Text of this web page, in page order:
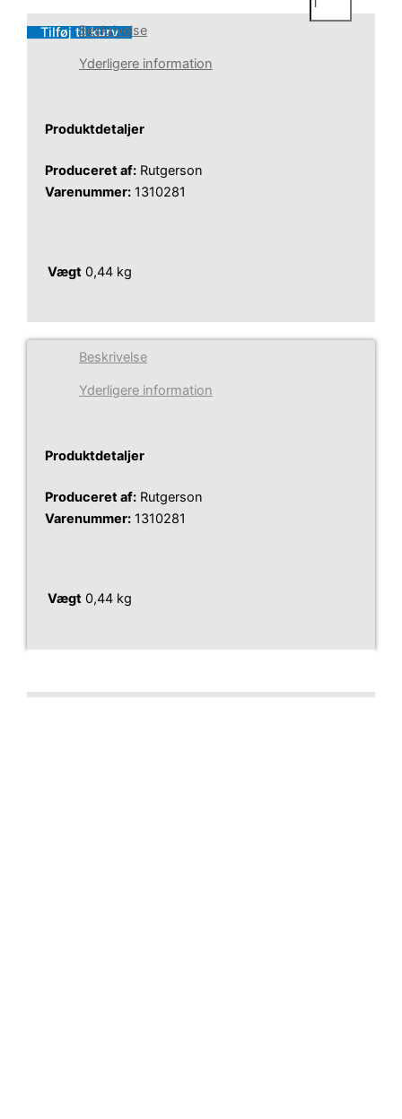
Tilføj til kurv
Beskrivelse
Yderligere information
Produktdetaljer
Produceret af: Rutgerson
Varenummer: 1310281
Vægt 0,44 kg
Beskrivelse
Yderligere information
Produktdetaljer
Produceret af: Rutgerson
Varenummer: 1310281
Vægt 0,44 kg